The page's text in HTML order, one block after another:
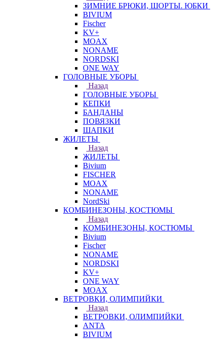
ЗИМНИЕ БРЮКИ, ШОРТЫ. ЮБКИ
BIVIUM
Fischer
KV+
MOAX
NONAME
NORDSKI
ONE WAY
ГОЛОВНЫЕ УБОРЫ
Назад
ГОЛОВНЫЕ УБОРЫ
КЕПКИ
БАНДАНЫ
ПОВЯЗКИ
ШАПКИ
ЖИЛЕТЫ
Назад
ЖИЛЕТЫ
Bivium
FISCHER
MOAX
NONAME
NordSki
КОМБИНЕЗОНЫ, КОСТЮМЫ
Назад
КОМБИНЕЗОНЫ, КОСТЮМЫ
Bivium
Fischer
NONAME
NORDSKI
KV+
ONE WAY
MOAX
ВЕТРОВКИ, ОЛИМПИЙКИ
Назад
ВЕТРОВКИ, ОЛИМПИЙКИ
ANTA
BIVIUM